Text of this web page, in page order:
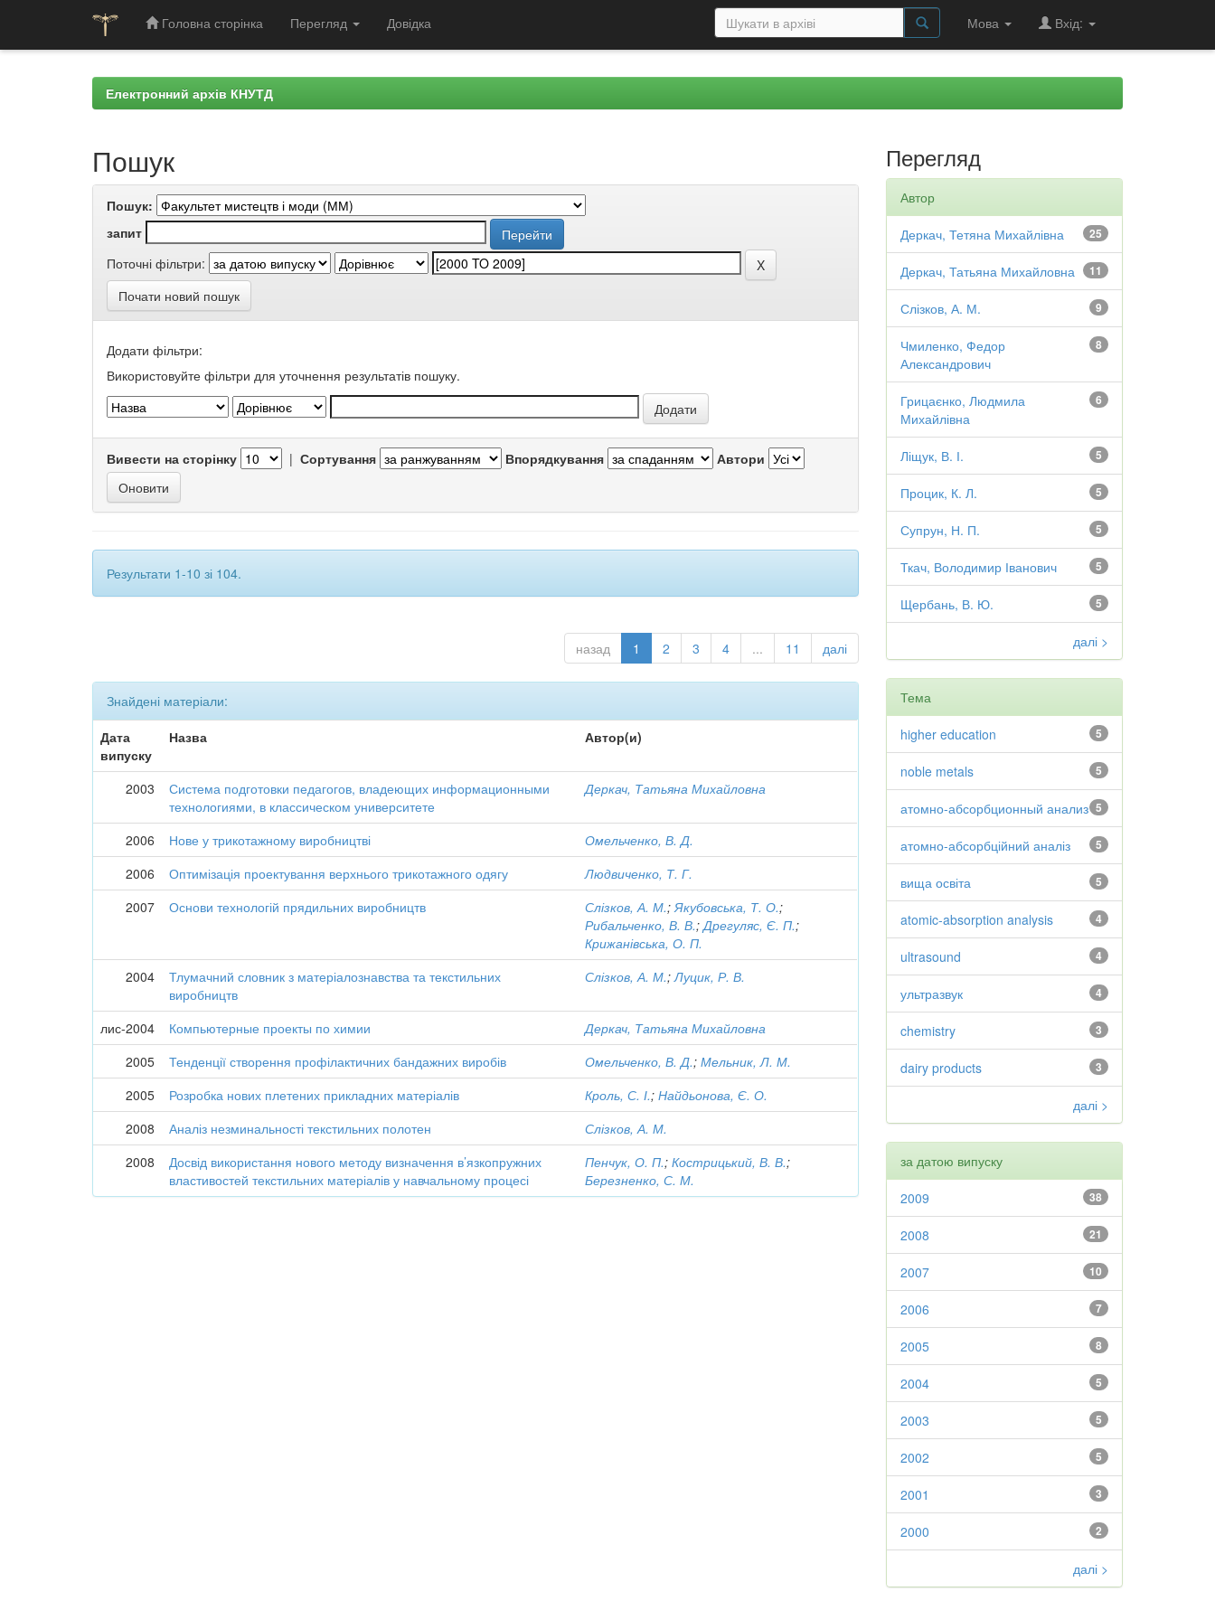
Головна сторінка Перегляд Довідка Мова Вхід:
Електронний архів КНУТД
Пошук
Пошук:
запит
Поточні фільтри:
Почати новий пошук
Додати фільтри:
Використовуйте фільтри для уточнення результатів пошуку.
Вивести на сторінку | Сортування Впорядкування Автори
Результати 1-10 зі 104.
назад 1 2 3 4 ... 11 далі
Знайдені матеріали:
Дата
випуску
Назва Автор(и)
2003
Система подготовки педагогов, владеющих информационными
технологиями, в классическом университете
Деркач, Татьяна Михайловна
2006 Нове у трикотажному виробництві
Омельченко, В. Д.
2006
Оптимізація проектування верхнього трикотажного одягу
Людвиченко, Т. Г.
2007
Основи технологій прядильних виробництв Слізков, А. М.;Якубовська, Т. О.;
Рибальченко, В. В.;Дрегуляс, Є. П.;
Крижанівська, О. П.
2004
Тлумачний словник з матеріалознавства та текстильних
виробництв
Слізков, А. М.;Луцик, Р. В.
лис-2004 Компьютерные проекты по химии
Деркач, Татьяна Михайловна
2005
Тенденції створення профілактичних бандажних виробів Омельченко, В. Д.;Мельник, Л. М.
2005
Розробка нових плетених прикладних матеріалів Кроль, С. І.;Найдьонова, Є. О.
2008
Аналіз незминальності текстильних полотен
Слізков, А. М.
2008
Досвід використання нового методу визначення в’язкопружних
властивостей текстильних матеріалів у навчальному процесі
Пенчук, О. П.;Кострицький, В. В.;
Березненко, С. М.
Перегляд
Автор
25
Деркач, Тетяна Михайлівна
11
Деркач, Татьяна Михайловна
9
Слізков, А. М.
8
Чмиленко, Федор
Александрович
6
Грицаєнко, Людмила
Михайлівна
5
Ліщук, В. І.
5
Процик, К. Л.
5
Супрун, Н. П.
5
Ткач, Володимир Іванович
5
Щербань, В. Ю.
далі >
Тема
5
higher education
5
noble metals
5
атомно-абсорбционный анализ
5
атомно-абсорбційний аналіз
5
вища освіта
4
atomic-absorption analysis
4
ultrasound
4
ультразвук
3
chemistry
3
dairy products
далі >
за датою випуску
38
2009
21
2008
10
2007
7
2006
8
2005
5
2004
5
2003
5
2002
3
2001
2
2000
далі >